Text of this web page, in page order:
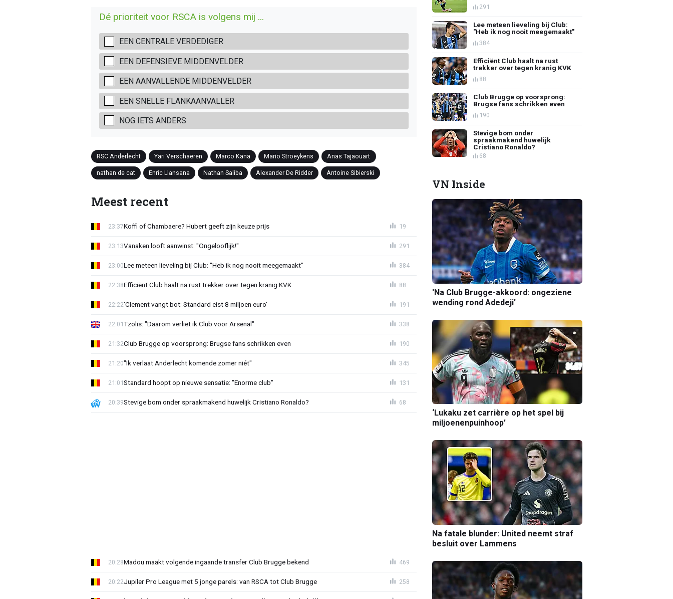
Dé prioriteit voor RSCA is volgens mij ...
EEN CENTRALE VERDEDIGER
EEN DEFENSIEVE MIDDENVELDER
EEN AANVALLENDE MIDDENVELDER
EEN SNELLE FLANKAANVALLER
NOG IETS ANDERS
RSC Anderlecht Yari Verschaeren Marco Kana Mario Stroeykens Anas Tajaouart
nathan de cat Enric Llansana Nathan Saliba Alexander De Ridder Antoine Sibierski
Meest recent
Koffi of Chambaere? Hubert geeft zijn keuze prijs
23:37 19
Vanaken looft aanwinst: "Ongelooflijk!"
23:13 291
Lee meteen lieveling bij Club: "Heb ik nog nooit meegemaakt"
23:00 384
Efficiënt Club haalt na rust trekker over tegen kranig KVK
22:38 88
'Clement vangt bot: Standard eist 8 miljoen euro'
22:22 191
Tzolis: "Daarom verliet ik Club voor Arsenal"
22:01 338
Club Brugge op voorsprong: Brugse fans schrikken even
21:32 190
"Ik verlaat Anderlecht komende zomer niét"
21:20 345
Standard hoopt op nieuwe sensatie: "Enorme club"
21:01 131
Stevige bom onder spraakmakend huwelijk Cristiano Ronaldo?
20:39 68
Madou maakt volgende ingaande transfer Club Brugge bekend
20:28 469
Jupiler Pro League met 5 jonge parels: van RSCA tot Club Brugge
20:22 258
291
Lee meteen lieveling bij Club:
"Heb ik nog nooit meegemaakt"
384
Efficiënt Club haalt na rust
trekker over tegen kranig KVK
88
Club Brugge op voorsprong:
Brugse fans schrikken even
190
Stevige bom onder
spraakmakend huwelijk
Cristiano Ronaldo?
68
VN Inside
'Na Club Brugge-akkoord: ongeziene
wending rond Adedeji'
‘Lukaku zet carrière op het spel bij
miljoenenpuinhoop’
Na fatale blunder: United neemt straf
besluit over Lammens